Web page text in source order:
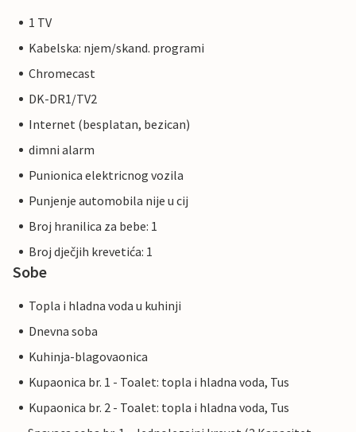
1 TV
Kabelska: njem/skand. programi
Chromecast
DK-DR1/TV2
Internet (besplatan, bezican)
dimni alarm
Punionica elektricnog vozila
Punjenje automobila nije u cij
Broj hranilica za bebe: 1
Broj dječjih krevetića: 1
Sobe
Topla i hladna voda u kuhinji
Dnevna soba
Kuhinja-blagovaonica
Kupaonica br. 1 - Toalet: topla i hladna voda, Tus
Kupaonica br. 2 - Toalet: topla i hladna voda, Tus